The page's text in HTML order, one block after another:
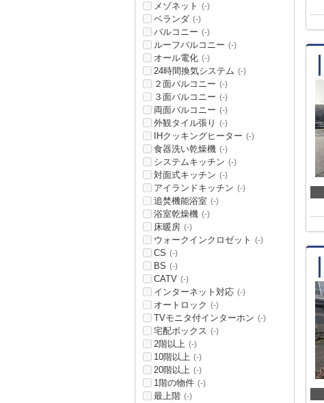
メゾネット (-)
ベランダ (-)
バルコニー (-)
ルーフバルコニー (-)
オール電化 (-)
24時間換気システム (-)
２面バルコニー (-)
３面バルコニー (-)
両面バルコニー (-)
外観タイル張り (-)
IHクッキングヒーター (-)
食器洗い乾燥機 (-)
システムキッチン (-)
対面式キッチン (-)
アイランドキッチン (-)
追焚機能浴室 (-)
浴室乾燥機 (-)
床暖房 (-)
ウォークインクロゼット (-)
CS (-)
BS (-)
CATV (-)
インターネット対応 (-)
オートロック (-)
TVモニタ付インターホン (-)
宅配ボックス (-)
2階以上 (-)
10階以上 (-)
20階以上 (-)
1階の物件 (-)
最上階 (-)